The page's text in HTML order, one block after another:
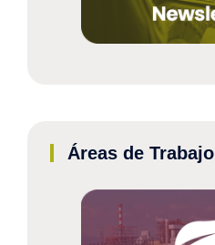
Áreas de Trabajo